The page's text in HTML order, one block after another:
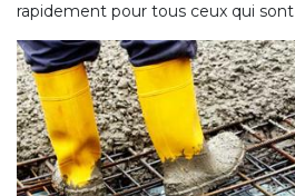
rapidement pour tous ceux qui